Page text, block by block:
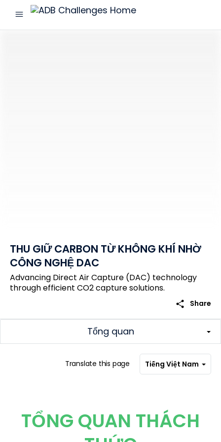
menu
ADB
THU GIỮ CARBON TỪ KHÔNG KHÍ NHỜ
CÔNG NGHỆ DAC
Advancing Direct Air Capture (DAC) technology
through efficient CO2 capture solutions.
share Share
Tổng quan
Translate this page Tiếng Việt Nam
TỔNG QUAN THÁCH